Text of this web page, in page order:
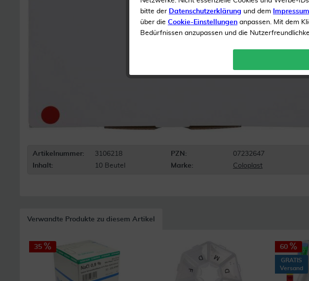
Artikelnummer: 3106218 PZN:
07232647
Inhalt:
10 Beutel Marke: Coloplast
Verwandte Produkte zu diesem Artikel
35 60
GRATIS
Versand
bitte der Datenschutzerklärung und dem Impressum
über die Cookie-Einstellungen anpassen. Mit dem
Bedürfnissen anzupassen und die